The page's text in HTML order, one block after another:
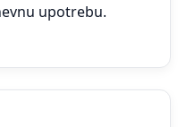
upotrebu.